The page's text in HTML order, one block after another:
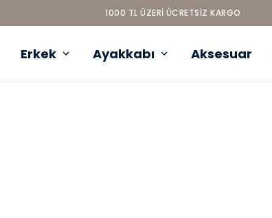
1000 TL ÜZERI ÜCRETSIZ KARGO
Erkek Ayakkabı Aksesuar